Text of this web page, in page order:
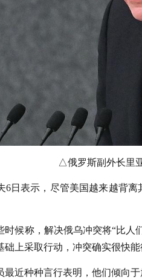
△俄罗斯副外长里
6日表示，尽管美国越来越背
时候称，解决俄乌冲突将“比
上采取行动，冲突确实很快能
最近种种言行表明，他们倾向